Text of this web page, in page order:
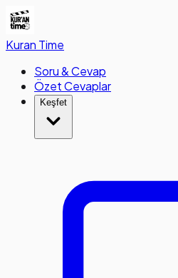
Kuran Time
Soru & Cevap
Özet Cevaplar
Keşfet